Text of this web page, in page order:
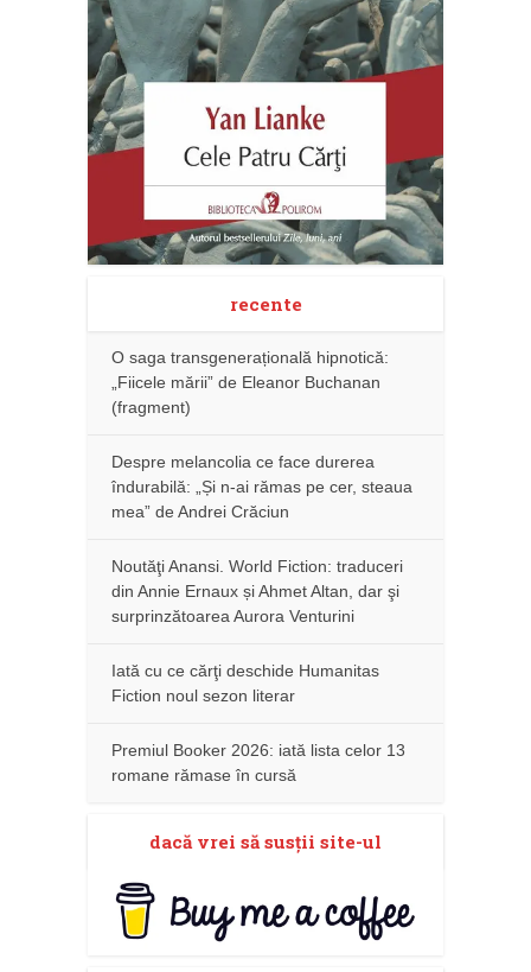
recente
O saga transgenerațională hipnotică:
„Fiicele mării” de Eleanor Buchanan
(fragment)
Despre melancolia ce face durerea
îndurabilă: „Și n-ai rămas pe cer, steaua
mea” de Andrei Crăciun
Noutăţi Anansi. World Fiction: traduceri
din Annie Ernaux și Ahmet Altan, dar şi
surprinzătoarea Aurora Venturini
Iată cu ce cărţi deschide Humanitas
Fiction noul sezon literar
Premiul Booker 2026: iată lista celor 13
romane rămase în cursă
dacă vrei să susţii site-ul